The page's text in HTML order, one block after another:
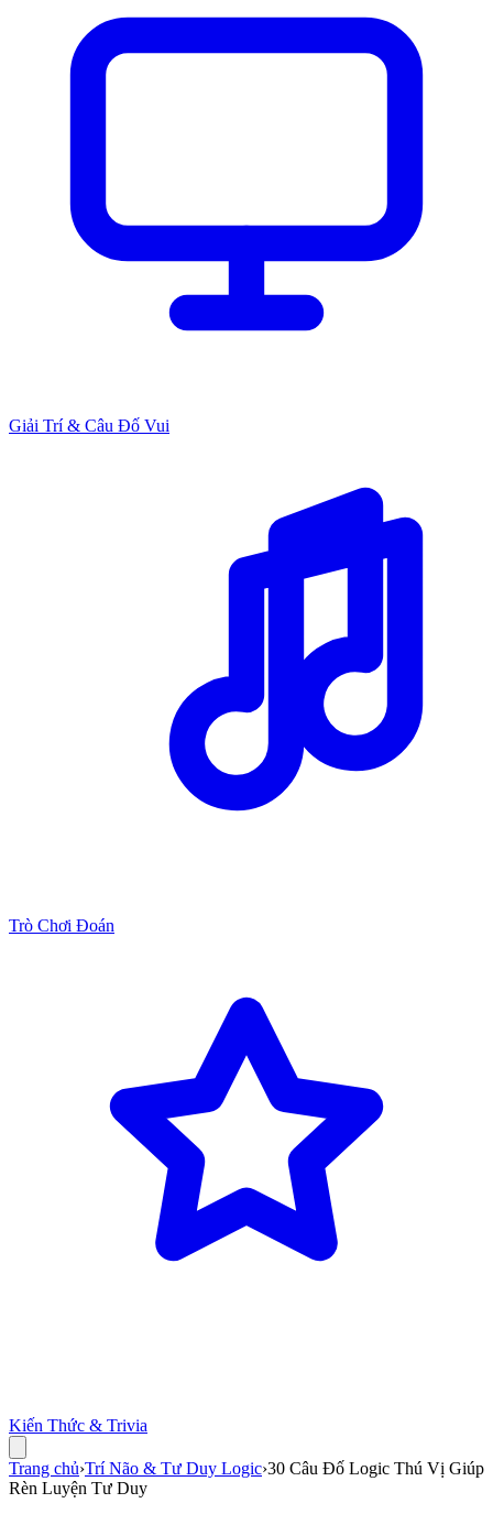
Giải Trí & Câu Đố Vui
Trò Chơi Đoán
Kiến Thức & Trivia
Trang chủ›Trí Não & Tư Duy Logic›30 Câu Đố Logic Thú Vị Giúp
Rèn Luyện Tư Duy